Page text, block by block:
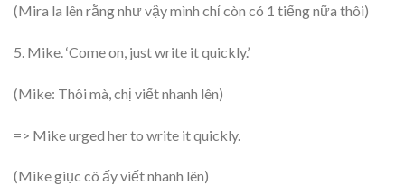
(Mira la lên rằng như vậy mình chỉ còn có 1 tiếng nữa thôi)
5. Mike. ‘Come on, just write it quickly.’
(Mike: Thôi mà, chị viết nhanh lên)
=> Mike urged her to write it quickly.
(Mike giục cô ấy viết nhanh lên)